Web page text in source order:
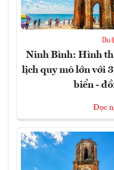
Du
Ninh Bình: Hình
lịch quy mô lớn với
biển -
Đọc